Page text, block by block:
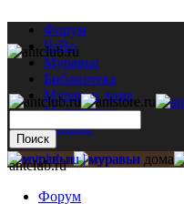
Форум
ЧаВо
Муравьи
Библиотека
Муравьи дома
Мастерская
Каталог
antclub.ru
Форум